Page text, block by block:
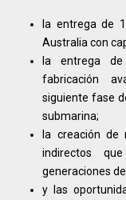
la entrega de
Australia con
la entrega de
fabricación
siguiente fase
submarina;
la creación de
indirectos
generaciones
y las